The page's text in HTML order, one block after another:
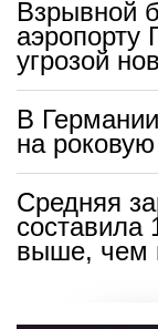
Взрывной
аэропорту
угрозой
В
на
Средняя
составила
выше, чем